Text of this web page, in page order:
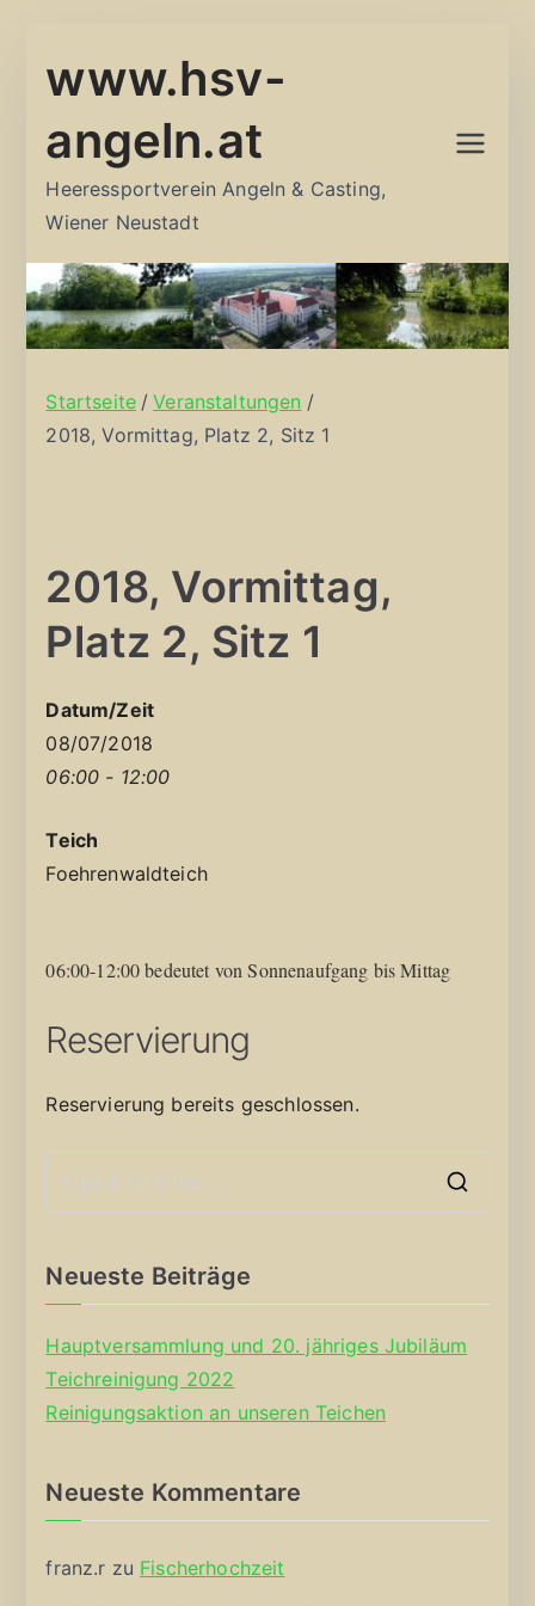
Inhalt
www.hsv-
angeln.at
Heeressportverein Angeln & Casting,
Wiener Neustadt
Startseite
Veranstaltungen
2018, Vormittag, Platz 2, Sitz 1
2018, Vormittag,
Platz 2, Sitz 1
Datum/Zeit
08/07/2018
06:00 - 12:00
Teich
Foehrenwaldteich
06:00-12:00 bedeutet von Sonnenaufgang bis Mittag
Reservierung
Reservierung bereits geschlossen.
Neueste Beiträge
Hauptversammlung und 20. jähriges Jubiläum
Teichreinigung 2022
Reinigungsaktion an unseren Teichen
Neueste Kommentare
franz.r zu Fischerhochzeit